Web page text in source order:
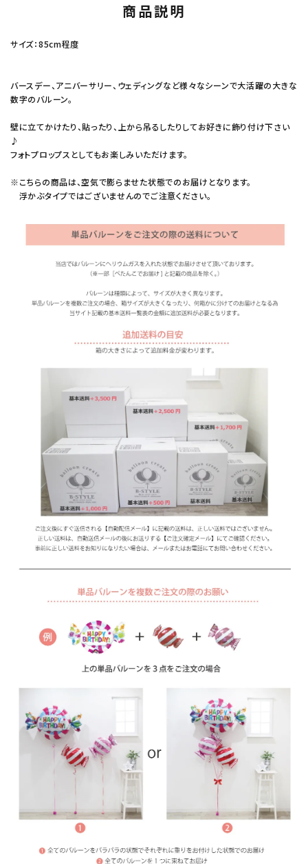
商品説明
サイズ：85cm程度
バースデー、アニバーサリー、ウェディングなど様々なシーンで大活躍の大きな
数字のバルーン。
壁に立てかけたり、貼ったり、上から吊るしたりしてお好きに飾り付け下さい
♪
フォトプロップスとしてもお楽しみいただけます。
※こちらの商品は、空気で膨らませた状態でのお届けとなります。
浮かぶタイプではございませんのでご注意ください。